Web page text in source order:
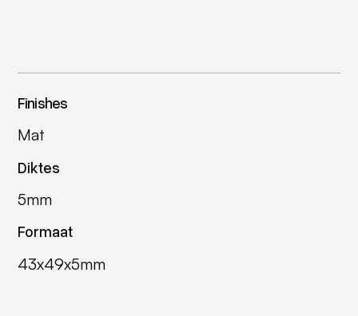
Finishes
Mat
Diktes
5mm
Formaat
43x49x5mm